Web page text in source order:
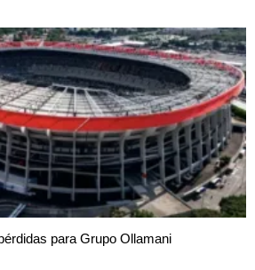
para Grupo Ollamani